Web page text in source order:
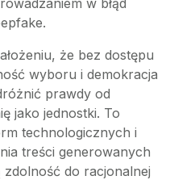
że bez dostępu
wyboru i demokracja
prawdy od
jako jednostki. To
technologicznych i
treści generowanych
do racjonalnej